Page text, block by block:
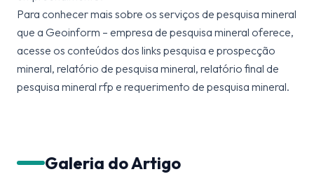
Para conhecer mais sobre os serviços de pesquisa mineral
que a Geoinform – empresa de pesquisa mineral oferece,
acesse os conteúdos dos links pesquisa e prospecção
mineral, relatório de pesquisa mineral, relatório final de
pesquisa mineral rfp e requerimento de pesquisa mineral.
Galeria do Artigo